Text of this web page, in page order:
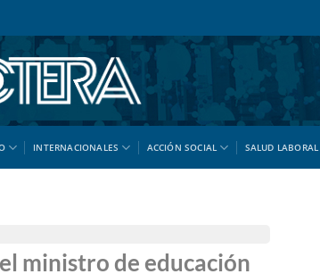
INTERNACIONALES ACCIÓN SOCIAL SALUD LABORAL
ministro de educación